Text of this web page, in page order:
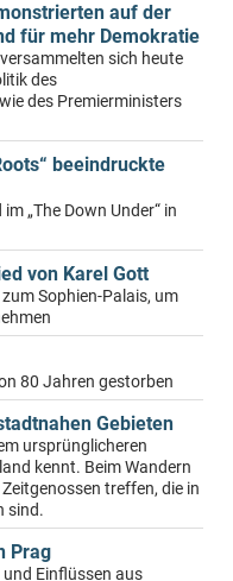
auf der
für mehr Demokratie
sich heute
des
des Premierministers
beeindruckte
„The Down Under“ in
von Karel Gott
Sophien-Palais, um
80 Jahren gestorben
Gebieten
ursprünglicheren
kennt. Beim Wandern
treffen, die in
sind.
Prag
Einflüssen aus